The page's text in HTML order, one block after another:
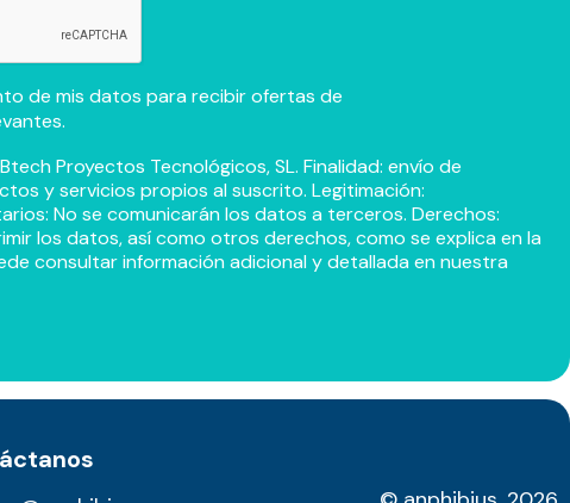
de mis datos para recibir ofertas de
Proyectos Tecnológicos, SL. Finalidad: envío de
y servicios propios al suscrito. Legitimación:
No se comunicarán los datos a terceros. Derechos:
los datos, así como otros derechos, como se explica en la
consultar información adicional y detallada en nuestra